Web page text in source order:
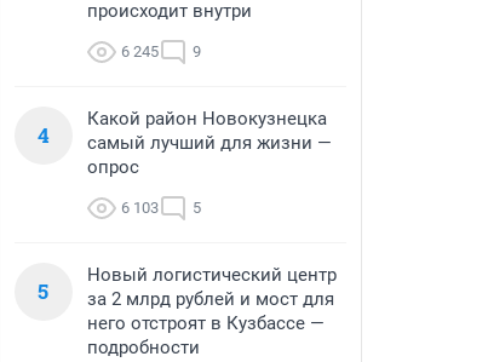
происходит внутри
6 245 9
4
Какой район Новокузнецка
самый лучший для жизни —
опрос
6 103 5
5
Новый логистический центр
за 2 млрд рублей и мост для
него отстроят в Кузбассе —
подробности